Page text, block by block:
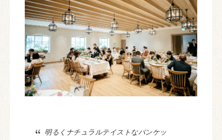
明るくナチュラルテイストなバンケッ